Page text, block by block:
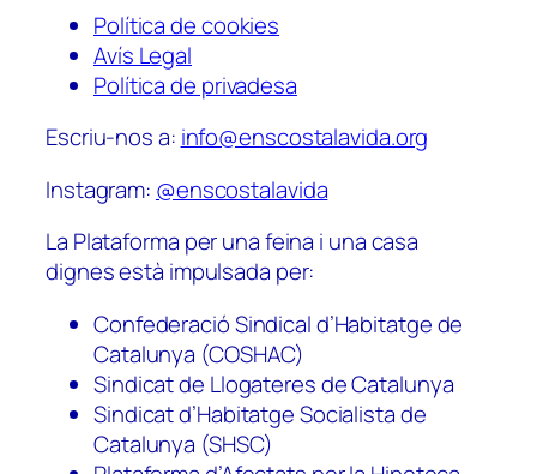
Política de cookies
Avís Legal
Política de privadesa
Escriu-nos a: info@enscostalavida.org
Instagram: @enscostalavida
La Plataforma per una feina i una casa
dignes està impulsada per:
Confederació Sindical d’Habitatge de
Catalunya (COSHAC)
Sindicat de Llogateres de Catalunya
Sindicat d’Habitatge Socialista de
Catalunya (SHSC)